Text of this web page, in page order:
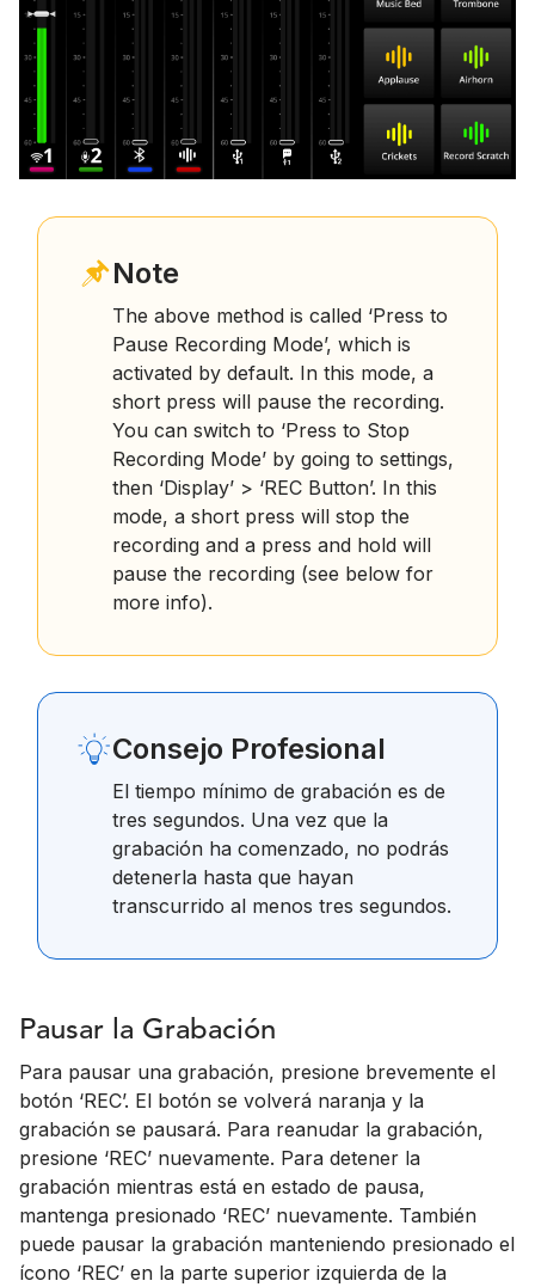
Note
The above method is called ‘Press to
Pause Recording Mode’, which is
activated by default. In this mode, a
short press will pause the recording.
You can switch to ‘Press to Stop
Recording Mode’ by going to settings,
then ‘Display’ > ‘REC Button’. In this
mode, a short press will stop the
recording and a press and hold will
pause the recording (see below for
more info).
Consejo Profesional
El tiempo mínimo de grabación es de
tres segundos. Una vez que la
grabación ha comenzado, no podrás
detenerla hasta que hayan
transcurrido al menos tres segundos.
Pausar la Grabación
Para pausar una grabación, presione brevemente el
botón ‘REC’. El botón se volverá naranja y la
grabación se pausará. Para reanudar la grabación,
presione ‘REC’ nuevamente. Para detener la
grabación mientras está en estado de pausa,
mantenga presionado ‘REC’ nuevamente. También
puede pausar la grabación manteniendo presionado el
ícono ‘REC’ en la parte superior izquierda de la